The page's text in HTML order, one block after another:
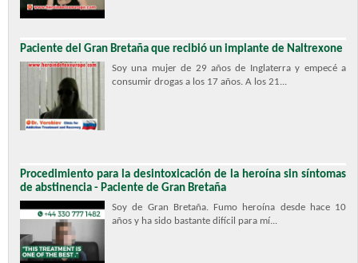
Paciente del Gran Bretaña que recibió un implante de Naltrexone
Soy una mujer de 29 años de Inglaterra y empecé a
consumir drogas a los 17 años. A los 21...
Procedimiento para la desintoxicación de la heroína sin síntomas
de abstinencia - Paciente de Gran Bretaña
Soy de Gran Bretaña. Fumo heroína desde hace 10
años y ha sido bastante difícil para mí...